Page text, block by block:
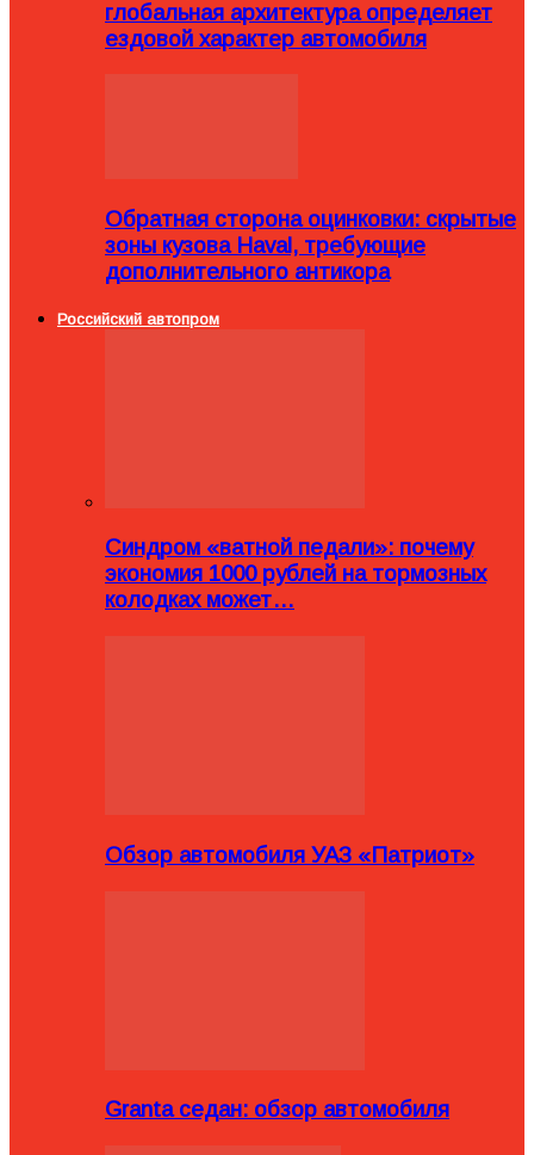
глобальная архитектура определяет
ездовой характер автомобиля
Обратная сторона оцинковки: скрытые
зоны кузова Haval, требующие
дополнительного антикора
Российский автопром
Синдром «ватной педали»: почему
экономия 1000 рублей на тормозных
колодках может…
Обзор автомобиля УАЗ «Патриот»
Granta седан: обзор автомобиля